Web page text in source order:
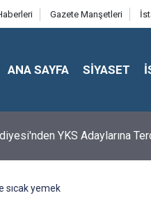
Gazete Manşetleri
ANA SAYFA SİYASET
YKS Adaylarına
sıcak yemek